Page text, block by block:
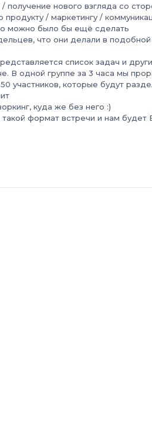
получение нового взгляда со
продукту / маркетингу /
можно было бы ещё сделать
что они делали в подобной
список задач и
В одной группе за 3 часа мы
участников, которые будут
куда же без него :)
формат встречи и нам будет